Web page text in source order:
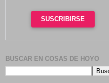
SUSCRIBIRSE
BUSCAR EN COSAS DE HOYO